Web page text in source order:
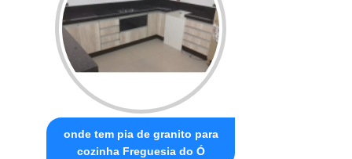
onde tem pia de granito para
cozinha Freguesia do Ó